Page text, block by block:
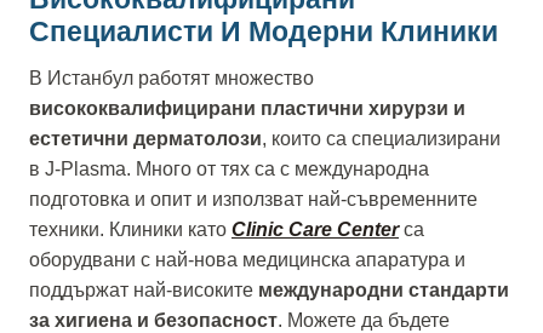
Специалисти И Модерни Клиники
В Истанбул работят множество
висококвалифицирани пластични хирурзи и
естетични дерматолози, които са специализирани
в J-Plasma. Много от тях са с международна
подготовка и опит и използват най-съвременните
техники. Клиники като Clinic Care Centerса
оборудвани с най-нова медицинска апаратура и
поддържат най-високите международни стандарти
за хигиена и безопасност. Можете да бъдете